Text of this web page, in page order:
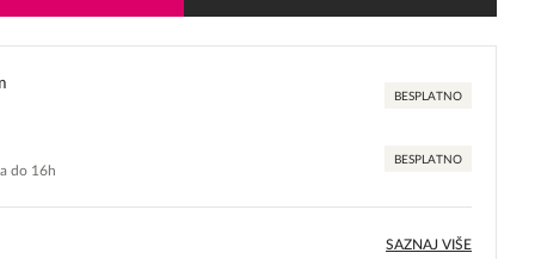
BESPLATNO
do 16h
BESPLATNO
SAZNAJ VIŠE